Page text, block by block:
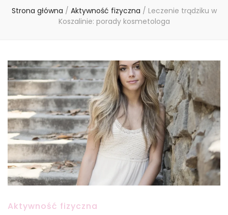
Strona główna / Aktywność fizyczna / Leczenie trądziku w
Koszalinie: porady kosmetologa
Aktywność fizyczna